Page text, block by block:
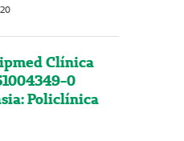
Clínica
0
Policlínica